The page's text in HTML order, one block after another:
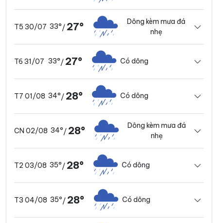
T5 30/07 33°/ 27°
Dông kèm mưa đá
nhẹ
T6 31/07 33°/ 27° Có dông
T7 01/08 34°/ 28° Có dông
CN 02/08 34°/ 28°
Dông kèm mưa đá
nhẹ
T2 03/08 35°/ 28° Có dông
T3 04/08 35°/ 28° Có dông